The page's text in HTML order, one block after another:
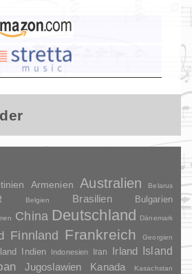
Armenien Australien Belarus
Belgien Brasilien Bulgarien
China Deutschland Dänemark
Finnland Frankreich
Georgien
Indien Indonesien Iran Irland
Island
Jugoslawien Kanada Kasachstan